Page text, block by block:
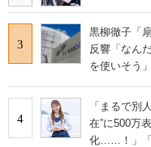
3
黒柳徹子「
反響「なん
を使いそう」
4
「まるで別
在”に500万
化……！」「